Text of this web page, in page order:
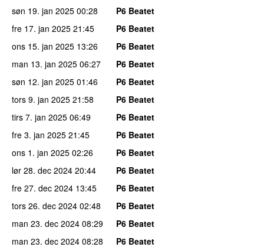
søn 19. jan 2025 00:28
P6 Beatet
fre 17. jan 2025 21:45
P6 Beatet
ons 15. jan 2025 13:26
P6 Beatet
man 13. jan 2025 06:27
P6 Beatet
søn 12. jan 2025 01:46
P6 Beatet
tors 9. jan 2025 21:58
P6 Beatet
tirs 7. jan 2025 06:49
P6 Beatet
fre 3. jan 2025 21:45
P6 Beatet
ons 1. jan 2025 02:26
P6 Beatet
lør 28. dec 2024 20:44
P6 Beatet
fre 27. dec 2024 13:45
P6 Beatet
tors 26. dec 2024 02:48
P6 Beatet
man 23. dec 2024 08:29
P6 Beatet
man 23. dec 2024 08:28
P6 Beatet